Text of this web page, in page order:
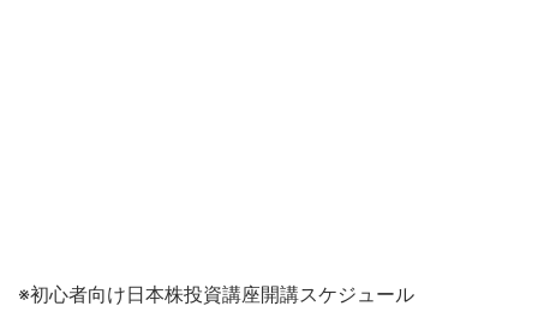
※初心者向け日本株投資講座開講スケジュール